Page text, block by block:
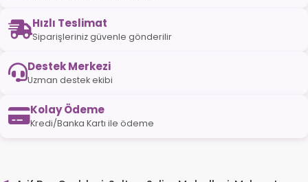
Hızlı Teslimat
Siparişleriniz güvenle gönderilir
Destek Merkezi
Uzman destek ekibi
Kolay Ödeme
Kredi/Banka Kartı ile ödeme